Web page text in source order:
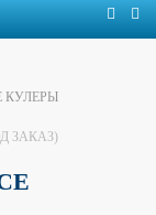
КУЛЕРЫ
ЗАКАЗ)